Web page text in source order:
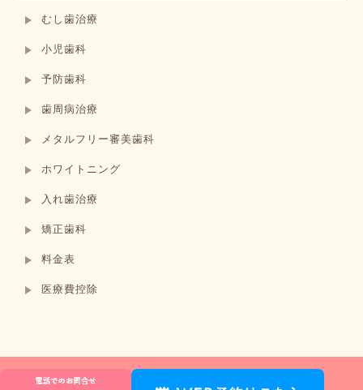
むし歯治療
小児歯科
予防歯科
歯周病治療
メタルフリー審美歯科
ホワイトニング
入れ歯治療
矯正歯科
料金表
医療費控除
© きらり歯科クリニック津田沼 | 津田沼駅徒歩5分の歯医者・小児歯科・矯正歯科